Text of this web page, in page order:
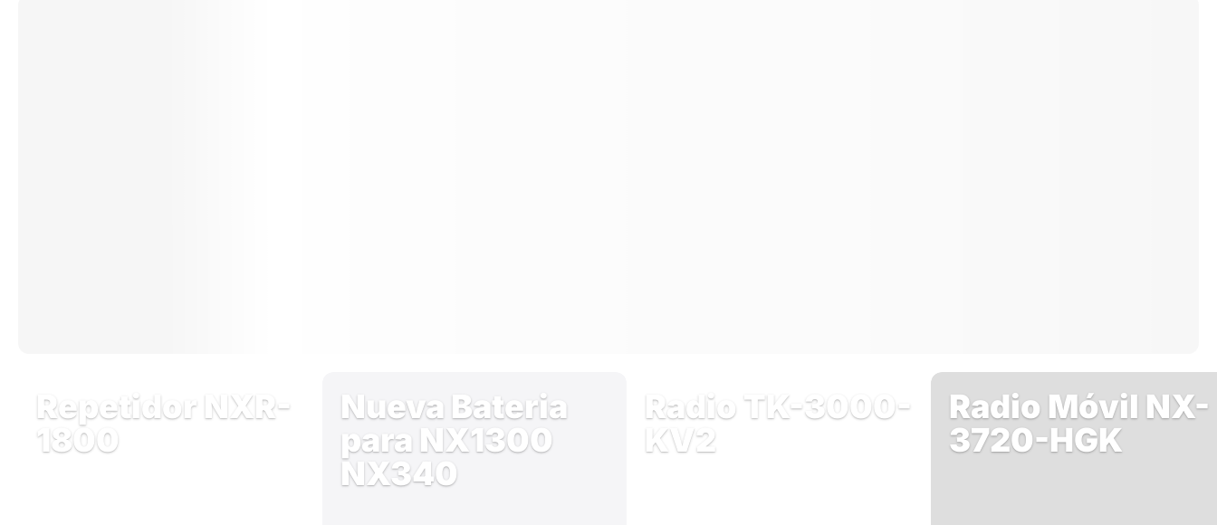
Repetidor NXR-
1800
Nueva Bateria
para NX1300
NX340
Radio TK-3000-
KV2
Radio Móvil NX-
3720-HGK